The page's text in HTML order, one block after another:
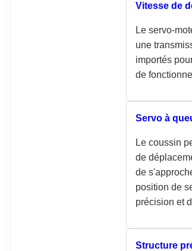
Vitesse de
Le servo-
une
importés
de
Servo à
Le coussin
de
de
position de
précision et
Structure